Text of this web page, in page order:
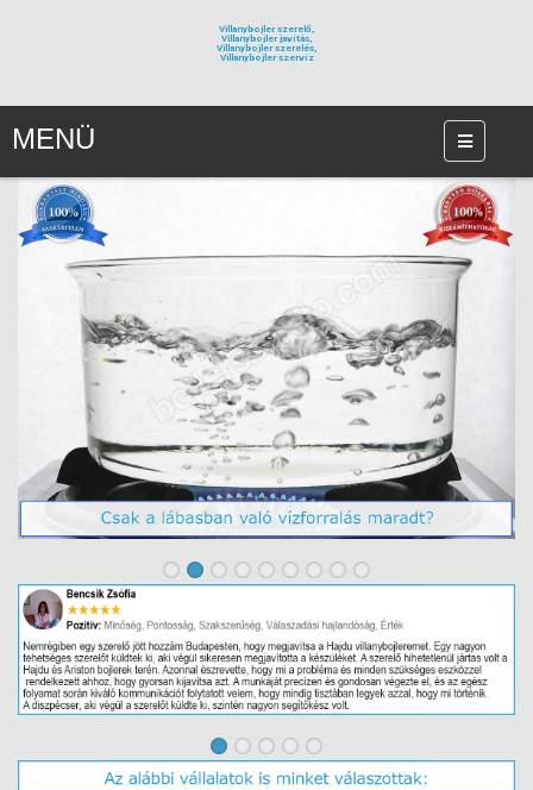
Villanybojler szerelő,
Villanybojler javítás,
Villanybojler szerelés,
Villanybojler szervíz
MENÜ